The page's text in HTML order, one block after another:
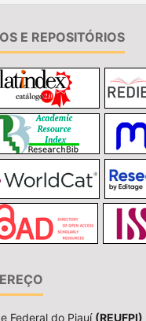
E REPOSITÓRIOS
Federal do Piauí (REUFPI)